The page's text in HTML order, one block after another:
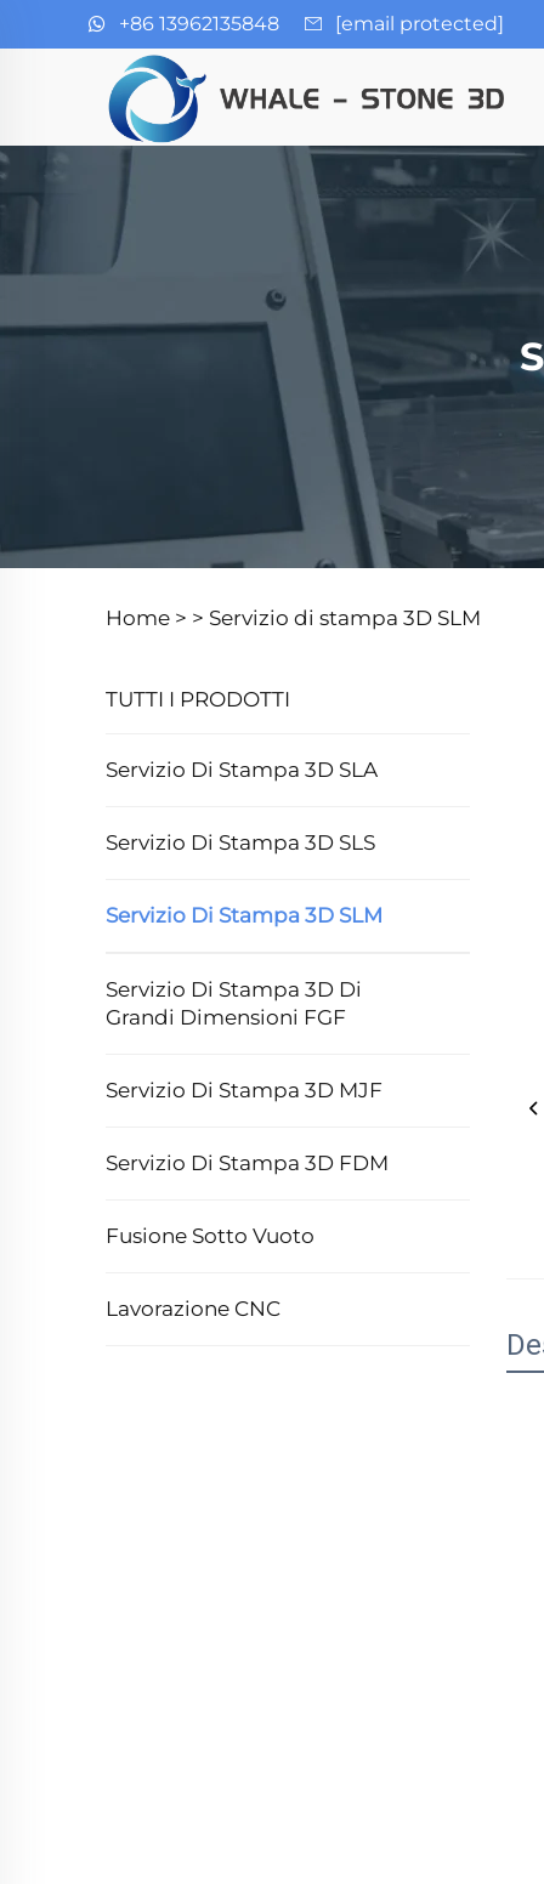
+86 13962135848 [email protected]
Home > > Servizio di stampa 3D SLM
TUTTI I PRODOTTI
Servizio Di Stampa 3D SLA
Servizio Di Stampa 3D SLS
Servizio Di Stampa 3D SLM
Servizio Di Stampa 3D Di
Grandi Dimensioni FGF
Servizio Di Stampa 3D MJF
Servizio Di Stampa 3D FDM
Fusione Sotto Vuoto
Lavorazione CNC